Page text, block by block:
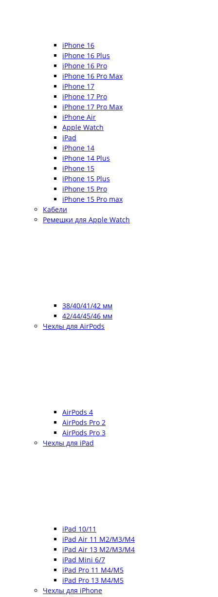
iPhone 16
iPhone 16 Plus
iPhone 16 Pro
iPhone 16 Pro Max
iPhone 17
iPhone 17 Pro
iPhone 17 Pro Max
iPhone Air
Apple Watch
iPad
iPhone 14
iPhone 14 Plus
iPhone 15
iPhone 15 Plus
iPhone 15 Pro
iPhone 15 Pro max
Кабели
Ремешки для Apple Watch
38/40/41/42 мм
42/44/45/46 мм
Чехлы для AirPods
AirPods 4
AirPods Pro 2
AirPods Pro 3
Чехлы для iPad
iPad 10/11
iPad Air 11 M2/M3/M4
iPad Air 13 M2/M3/M4
iPad Mini 6/7
iPad Pro 11 M4/M5
iPad Pro 13 M4/M5
Чехлы для iPhone